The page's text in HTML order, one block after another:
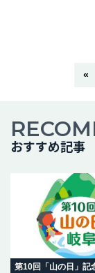
«
おすすめ記事